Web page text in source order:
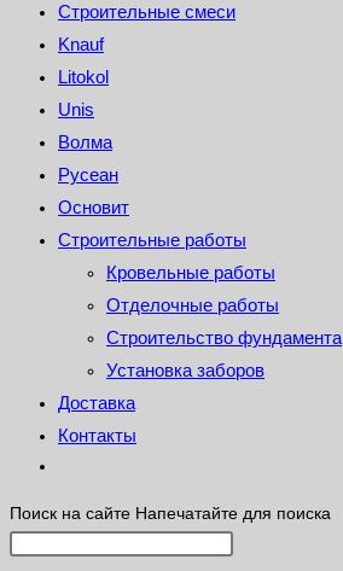
Строительные смеси
Knauf
Litokol
Unis
Волма
Русеан
Основит
Строительные работы
Кровельные работы
Отделочные работы
Строительство фундамента
Установка заборов
Доставка
Контакты
Поиск на сайте Напечатайте для поиска